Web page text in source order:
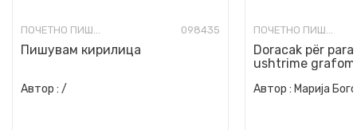
ПОЧЕТНО ПИШУВАЊЕ, ЦРТАЊЕ И БОЕЊЕ 098435
Пишувам кирилица
Автор : /
ПОЧЕТНО ПИШУВАЊЕ, ЦРТАЊЕ И БОЕЊЕ
Doracak për
ushtrime
Автор : Марија